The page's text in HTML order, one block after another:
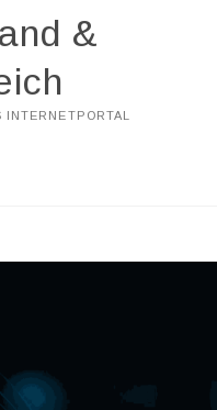
&